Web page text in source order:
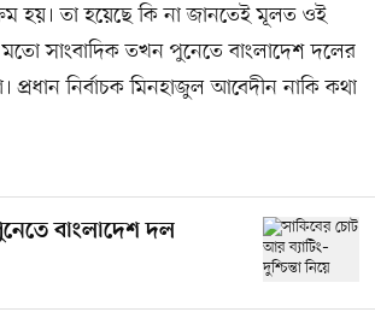
হয়। তা হয়েছে কি না জানতেই মূলত ওই
সাংবাদিক তখন পুনেতে বাংলাদেশ দলের
নির্বাচক মিনহাজুল আবেদীন নাকি কথা
বাংলাদেশ দল